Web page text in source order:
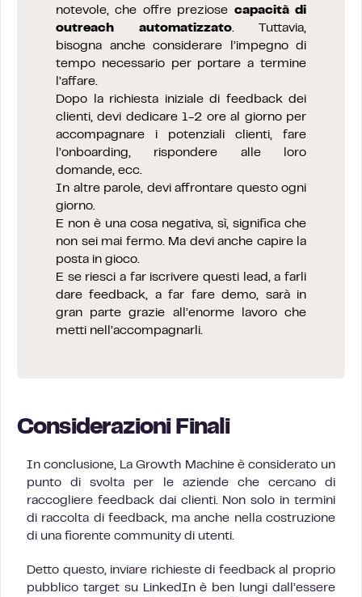
notevole, che offre preziose capacità di
outreach automatizzato. Tuttavia,
bisogna anche considerare l’impegno di
tempo necessario per portare a termine
l’affare.
Dopo la richiesta iniziale di feedback dei
clienti, devi dedicare 1-2 ore al giorno per
accompagnare i potenziali clienti, fare
l’onboarding, rispondere alle loro
domande, ecc.
In altre parole, devi affrontare questo ogni
giorno.
E non è una cosa negativa, sì, significa che
non sei mai fermo. Ma devi anche capire la
posta in gioco.
E se riesci a far iscrivere questi lead, a farli
dare feedback, a far fare demo, sarà in
gran parte grazie all’enorme lavoro che
metti nell’accompagnarli.
Considerazioni Finali
In conclusione, La Growth Machine è considerato un
punto di svolta per le aziende che cercano di
raccogliere feedback dai clienti. Non solo in termini
di raccolta di feedback, ma anche nella costruzione
di una fiorente community di utenti.
Detto questo, inviare richieste di feedback al proprio
pubblico target su LinkedIn è ben lungi dall’essere